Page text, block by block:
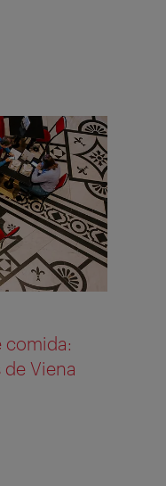
comida:
Viena